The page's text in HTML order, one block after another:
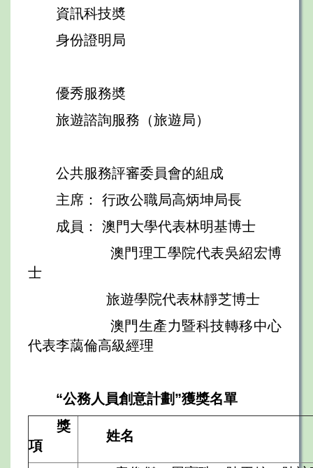
資訊科技奬
身份證明局
優秀服務奬
旅遊諮詢服務（旅遊局）
公共服務評審委員會的組成
主席： 行政公職局高炳坤局長
成員： 澳門大學代表林明基博士
澳門理工學院代表吳紹宏博
士
旅遊學院代表林靜芝博士
澳門生產力暨科技轉移中心
代表李藹倫高級經理
“公務人員創意計劃”獲獎名單
獎
項
姓名